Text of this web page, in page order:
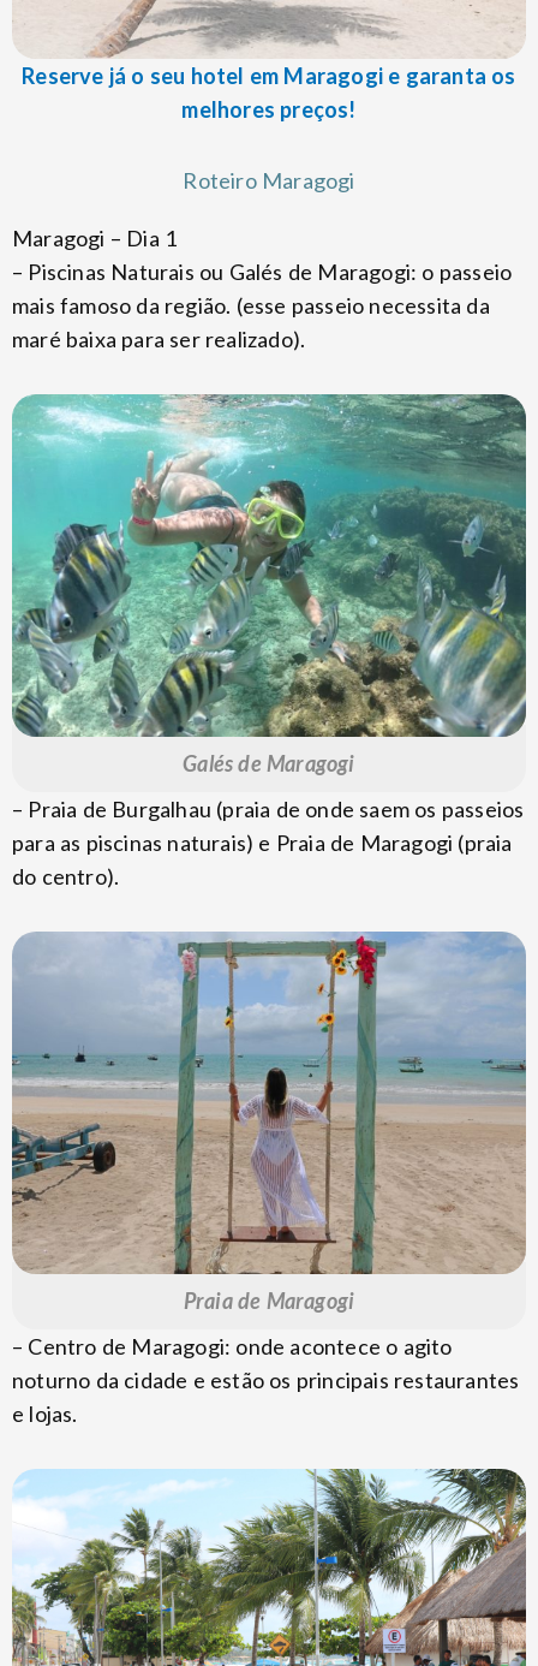
Reserve já o seu hotel em Maragogi e garanta os
melhores preços!
Roteiro Maragogi
Maragogi – Dia 1
– Piscinas Naturais ou Galés de Maragogi: o passeio
mais famoso da região. (esse passeio necessita da
maré baixa para ser realizado).
Galés de Maragogi
– Praia de Burgalhau (praia de onde saem os passeios
para as piscinas naturais) e Praia de Maragogi (praia
do centro).
Praia de Maragogi
– Centro de Maragogi: onde acontece o agito
noturno da cidade e estão os principais restaurantes
e lojas.